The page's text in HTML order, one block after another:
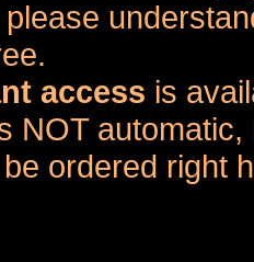
access is
NOT
ordered right